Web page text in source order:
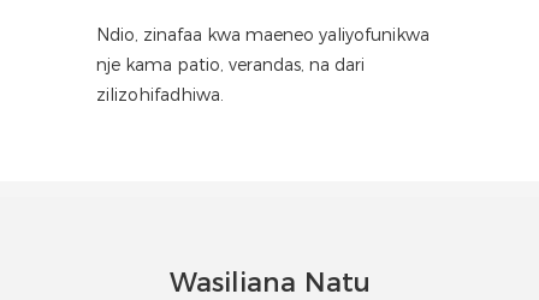
Ndio, zinafaa kwa maeneo yaliyofunikwa
nje kama patio, verandas, na dari
zilizohifadhiwa.
Wasiliana Natu